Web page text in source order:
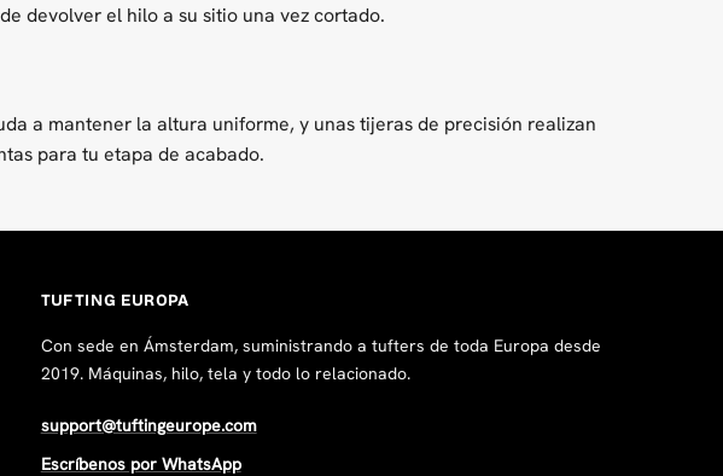
devolver el hilo a su sitio una vez cortado.
a mantener la altura uniforme, y unas tijeras de precisión realizan
para tu etapa de acabado.
TUFTING EUROPA
Con sede en Ámsterdam, suministrando a tufters de toda Europa desde
2019. Máquinas, hilo, tela y todo lo relacionado.
support@tuftingeurope.com
Escríbenos por WhatsApp